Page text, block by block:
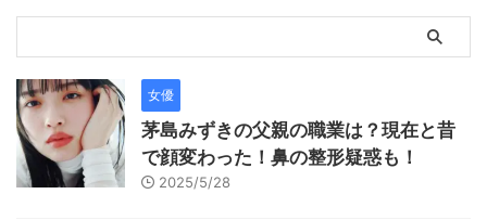
女優
茅島みずきの父親の職業は？現在と昔
で顔変わった！鼻の整形疑惑も！
2025/5/28